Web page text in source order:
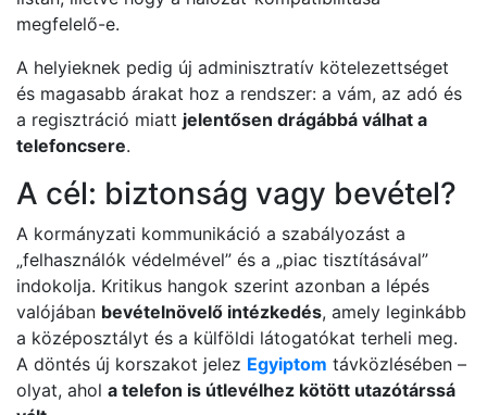
megfelelő-e.
A helyieknek pedig új adminisztratív kötelezettséget
és magasabb árakat hoz a rendszer: a vám, az adó és
a regisztráció miatt jelentősen drágábbá válhat a
telefoncsere.
A cél: biztonság vagy bevétel?
A kormányzati kommunikáció a szabályozást a
„felhasználók védelmével” és a „piac tisztításával”
indokolja. Kritikus hangok szerint azonban a lépés
valójában bevételnövelő intézkedés, amely leginkább
a középosztályt és a külföldi látogatókat terheli meg.
A döntés új korszakot jelez Egyiptom távközlésében –
olyat, ahol a telefon is útlevélhez kötött utazótárssá